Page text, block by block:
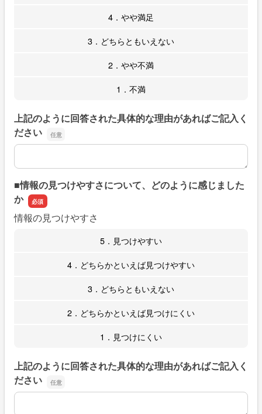
4．やや満足
3．どちらともいえない
2．やや不満
1．不満
上記のように回答された具体的な理由があればご記入く
ださい
上記のように回答された具体的な理由があればご記入くだ
■情報の見つけやすさについて、どのように感じました
か
情報の見つけやすさ
5．見つけやすい
4．どちらかといえば見つけやすい
3．どちらともいえない
2．どちらかといえば見つけにくい
1．見つけにくい
上記のように回答された具体的な理由があればご記入く
ださい
上記のように回答された具体的な理由があればご記入くだ